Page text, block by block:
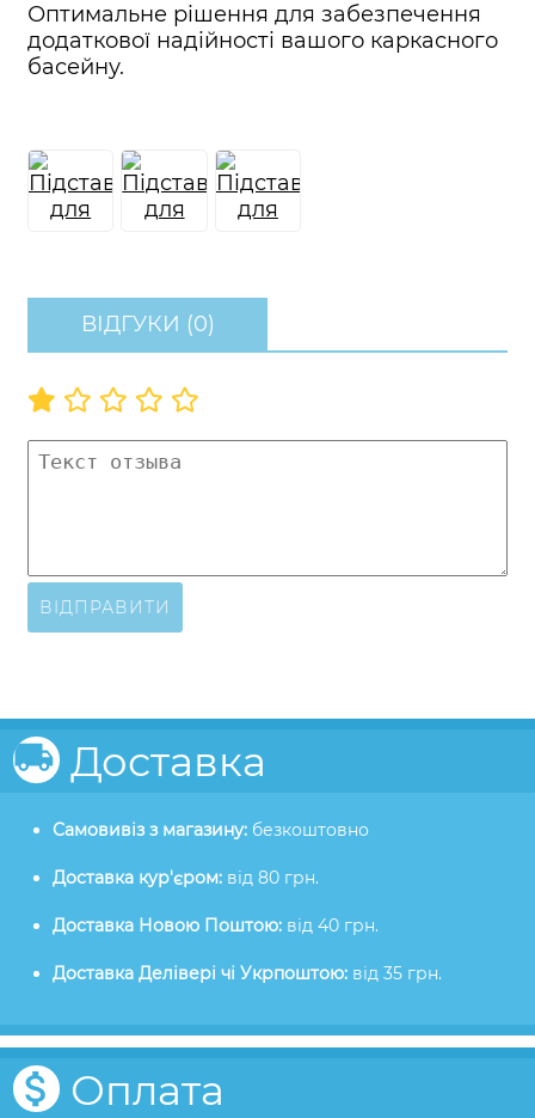
Оптимальне рішення для забезпечення
додаткової надійності вашого каркасного
басейну.
ВІДГУКИ (0)
ВІДПРАВИТИ
Доставка
Самовивіз з магазину: безкоштовно
Доставка кур'єром: від 80 грн.
Доставка Новою Поштою: від 40 грн.
Доставка Делівері чі Укрпоштою: від 35 грн.
Оплата